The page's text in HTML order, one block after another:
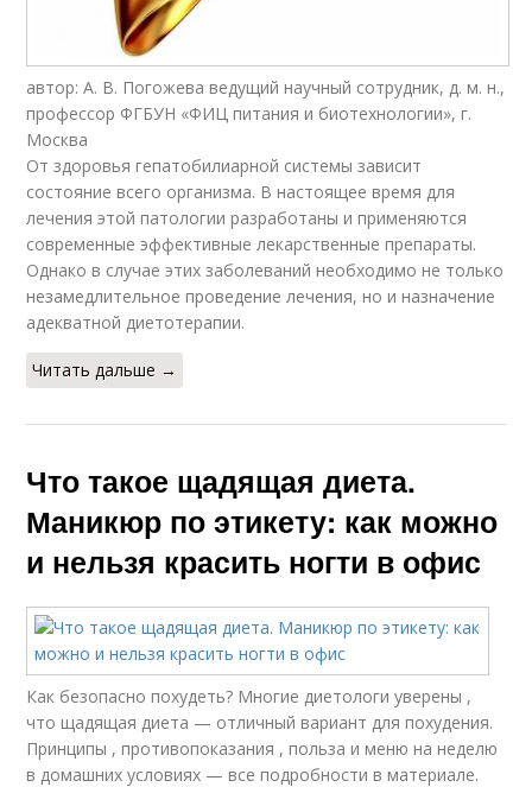
автор: А. В. Погожева ведущий научный сотрудник, д. м. н.,
профессор ФГБУН «ФИЦ питания и биотехнологии», г.
Москва
От здоровья гепатобилиарной системы зависит
состояние всего организма. В настоящее время для
лечения этой патологии разработаны и применяются
современные эффективные лекарственные препараты.
Однако в случае этих заболеваний необходимо не только
незамедлительное проведение лечения, но и назначение
адекватной диетотерапии.
Читать дальше →
Что такое щадящая диета.
Маникюр по этикету: как можно
и нельзя красить ногти в офис
Как безопасно похудеть? Многие диетологи уверены ,
что щадящая диета — отличный вариант для похудения.
Принципы , противопоказания , польза и меню на неделю
в домашних условиях — все подробности в материале.